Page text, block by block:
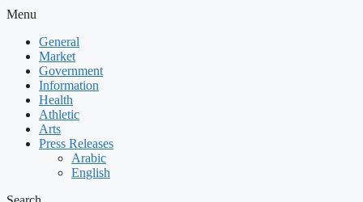
Menu
General
Market
Government
Information
Health
Athletic
Arts
Press Releases
Arabic
English